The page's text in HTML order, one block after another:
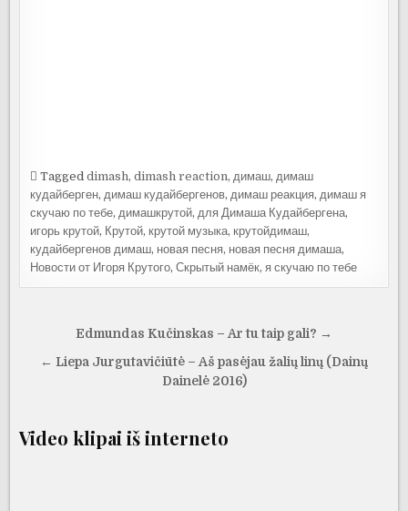
Taggeddimash,dimash reaction,димаш,димаш
кудайберген,димаш кудайбергенов,димаш реакция,димаш я
скучаю по тебе,димашкрутой,для Димаша Кудайбергена,
игорь крутой, Крутой, крутой музыка, крутойдимаш,
кудайбергенов димаш, новая песня, новая песня димаша,
Новости от Игоря Крутого,Скрытый намёк,я скучаю по тебе
Navigacija
tarp
Edmundas Kučinskas – Ar tu taip gali? →
← Liepa Jurgutavičiūtė – Aš pasėjau žalių linų (Dainų
Dainelė 2016)
Video klipai iš interneto